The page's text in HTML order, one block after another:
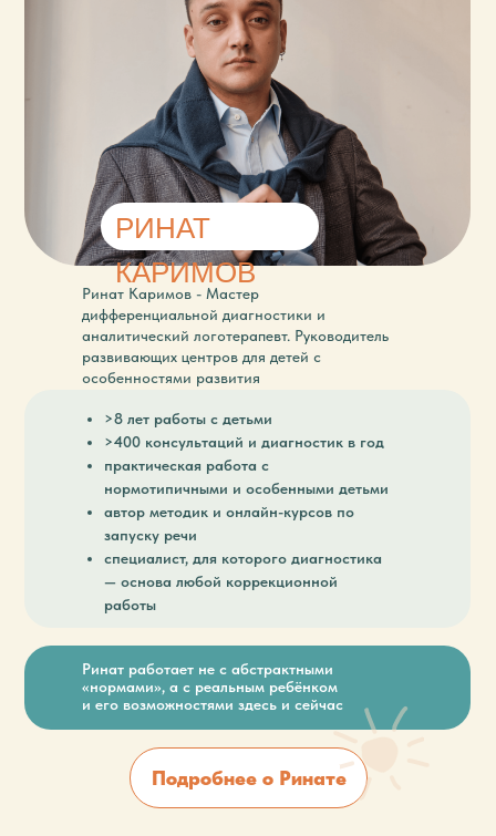
Ринат Каримов - Мастер
дифференциальной диагностики и
аналитический логотерапевт. Руководитель
развивающих центров для детей с
особенностями развития
>8 лет работы с детьми
>400 консультаций и диагностик в год
практическая работа с
нормотипичными и особенными детьми
автор методик и онлайн-курсов по
запуску речи
специалист, для которого диагностика
— основа любой коррекционной
работы
Ринат работает не с абстрактными
«нормами», а с реальным ребёнком
и его возможностями здесь и сейчас
Подробнее о Ринате
РИНАТ
КАРИМОВ